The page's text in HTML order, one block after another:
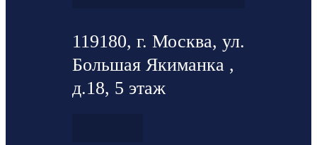
119180, г. Москва, ул.
Большая Якиманка ,
д.18, 5 этаж